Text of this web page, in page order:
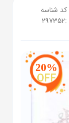
کد شناسه
:
297352
20%
OFF